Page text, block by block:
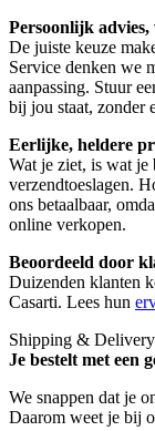
Persoonlijk
De juiste keuze
Service denken we
aanpassing. Stuur
bij jou staat, zonder
Eerlijke, heldere
Wat je ziet, is wat je
verzendtoeslagen.
ons betaalbaar,
online verkopen.
Beoordeeld door
Duizenden klanten
Casarti. Lees hun
Shipping & Delivery
Je bestelt met een
We snappen dat je
Daarom weet je bij